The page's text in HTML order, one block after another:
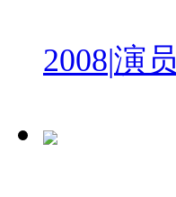
2008|演员